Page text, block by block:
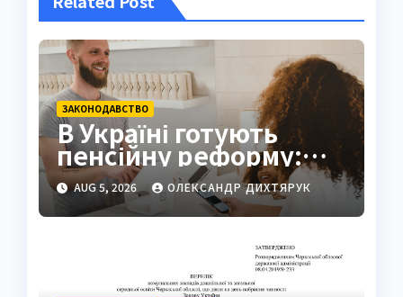
ЗАКОНОДАВСТВО
В Україні готують
пенсійну реформу:
мінімум 6000 грн
AUG 5, 2026 ОЛЕКСАНДР ДИХТЯРУК